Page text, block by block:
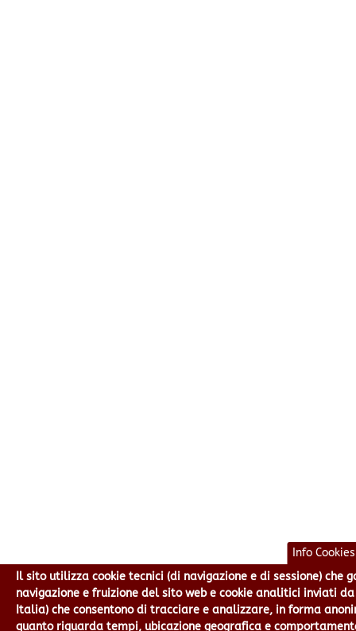
Info Cookies
Il sito utilizza cookie tecnici (di navigazione e di sessione) che
navigazione e fruizione del sito web e cookie analitici inviati
Italia) che consentono di tracciare e analizzare, in forma
quanto riguarda tempi, ubicazione geografica e